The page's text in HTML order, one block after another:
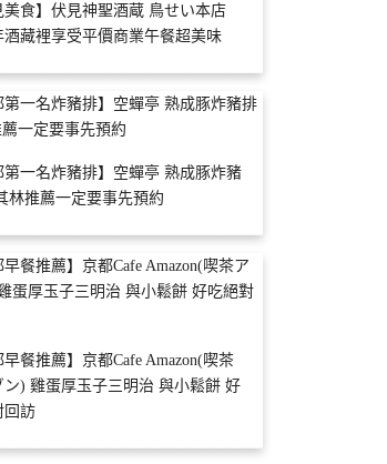
美食】伏見神聖酒蔵 鳥せい本店
酒藏裡享受平價商業午餐超美味
第一名炸豬排】空蟬亭 熟成豚炸豬
林推薦一定要事先預約
早餐推薦】京都Cafe Amazon(喫茶
ン) 雞蛋厚玉子三明治 與小鬆餅 好
回訪